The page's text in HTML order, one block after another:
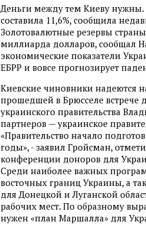
Деньги между тем Киеву нужны.
составила 11,6%, сообщила
Золотовалютные резервы
миллиарда долларов, сообщал
экономические показатели
ЕБРР и вовсе прогнозирует
Киевские чиновники надеются
прошедшей в Брюсселе
украинского правительства
партнеров — украинское
«Правительство начало
годы», - заявил Гройсман,
конференции доноров для
Среди наиболее важных
восточных границ Украины, а
для Донецкой и Луганской
рабочих мест. По образному
нужен «план Маршалла» для